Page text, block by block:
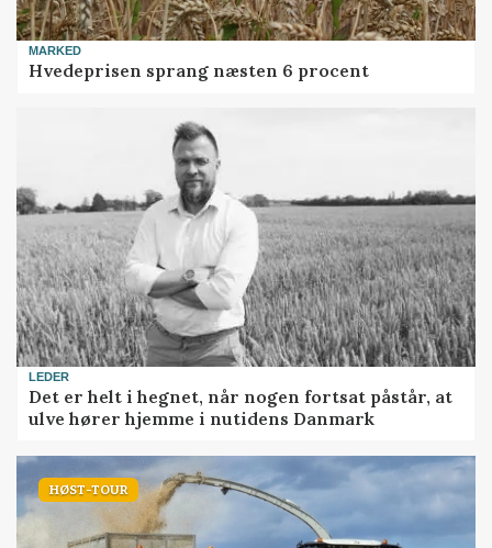
MARKED
Hvedeprisen sprang næsten 6 procent
LEDER
Det er helt i hegnet, når nogen fortsat påstår, at
ulve hører hjemme i nutidens Danmark
HØST-TOUR